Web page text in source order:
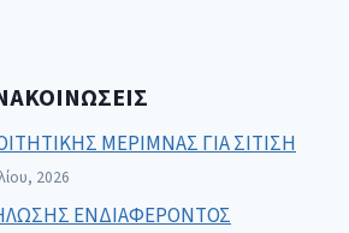
ΜΕΡΙΜΝΑΣ ΓΙΑ ΣΙΤΙΣΗ
2026
ΕΝΔΙΑΦΕΡΟΝΤΟΣ